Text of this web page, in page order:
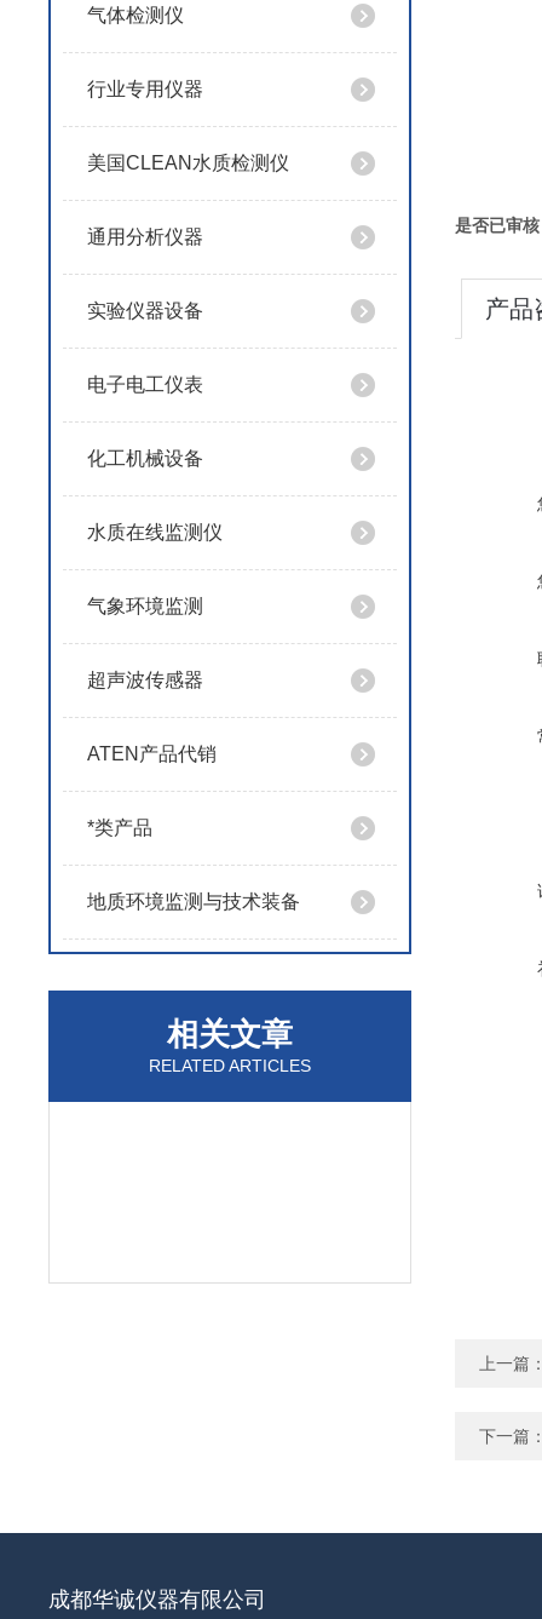
气体检测仪
行业专用仪器
美国CLEAN水质检测仪
通用分析仪器
实验仪器设备
电子电工仪表
化工机械设备
水质在线监测仪
气象环境监测
超声波传感器
ATEN产品代销
*类产品
地质环境监测与技术装备
相关文章
RELATED ARTICLES
是否已审
产品
上一篇
下一篇
成都华诚仪器有限公司